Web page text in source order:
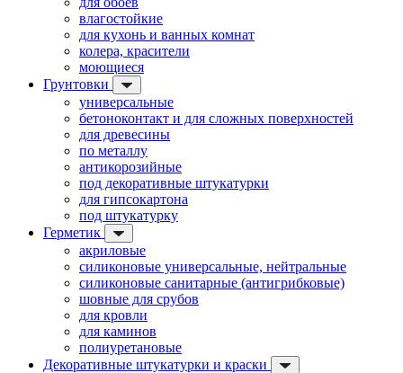
влагостойкие
для кухонь и ванных комнат
колера, красители
моющиеся
Грунтовки
универсальные
бетоноконтакт и для сложных поверхностей
для древесины
по металлу
антикорозийные
под декоративные штукатурки
для гипсокартона
под штукатурку
Герметик
акриловые
силиконовые универсальные, нейтральные
силиконовые санитарные (антигрибковые)
шовные для срубов
для кровли
для каминов
полиуретановые
Декоративные штукатурки и краски